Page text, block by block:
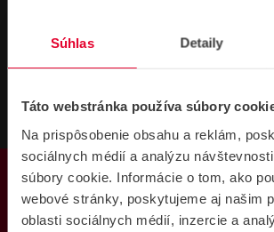
Súhlas Detaily
Táto webstránka používa súbory
Na prispôsobenie obsahu a reklám,
sociálnych médií a analýzu
súbory cookie. Informácie o tom, ako
webové stránky, poskytujeme aj našim
oblasti sociálnych médií, inzercie a
PRODUKTY
NÁVODY A
DATASHEETY